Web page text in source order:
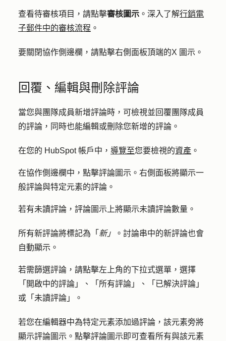
查看待審核項目，請點擊審核圖示 。深入了解行銷電
子郵件中的審核流程 。
要關閉協作側邊欄，請點擊右側面板頂端的X 圖示 。
回覆、編輯與刪除評論
當您與團隊成員新增評論時，可檢視並回覆團隊成員
的評論，同時也能編輯或刪除您新增的評論。
在您的 HubSpot 帳戶中， 導覽至您要檢視的資產 。
在協作側邊欄中，點擊評論圖示 。右側面板將顯示一
般評論與特定元素的評論。
若有未讀評論，評論圖示上將顯示未讀評論數量。
所有新評論將標記為「 新」
。討論串中的新評論也會
自動顯示。
若需篩選評論，請點擊左上角的下拉式選單， 選擇
「 開啟中的評論 」、 「所有評論 」、 「已解決評論 」
或「 未讀評論 」。
若您在編輯器中為特定元素添加過評論，該元素旁將
顯示評論圖示。點擊評論圖示 即可查看所有與該元素